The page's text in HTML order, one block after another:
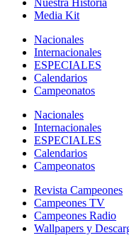
Media Kit
Nacionales
Internacionales
ESPECIALES
Calendarios
Campeonatos
Nacionales
Internacionales
ESPECIALES
Calendarios
Campeonatos
Revista Campeones
Campeones TV
Campeones Radio
Wallpapers y